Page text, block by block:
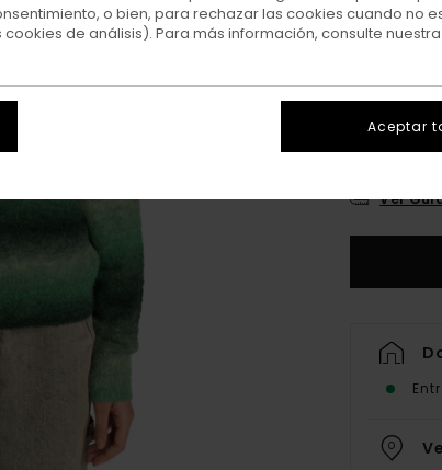
Ver
o bien, para rechazar las cookies cuando no
de análisis). Para más información, consulte nuestra
Aceptar